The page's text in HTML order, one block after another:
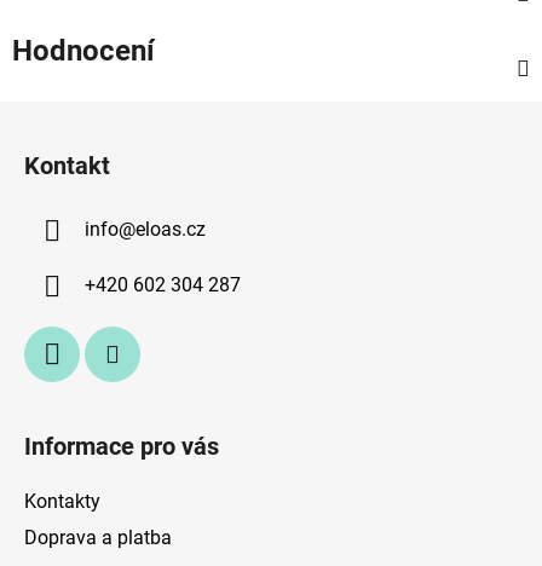
Hodnocení
Kontakt
info@eloas.cz
+420 602 304 287
Informace pro vás
Kontakty
Doprava a platba